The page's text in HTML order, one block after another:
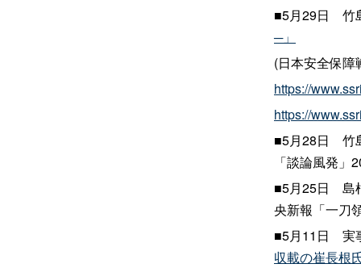
■5月29日 竹
─」
(日本安全保
https://
https://
■5月28日 竹
「談論風発
■5月25日 島
央新報「一刀
■5月11 日 実
収載の崔長根